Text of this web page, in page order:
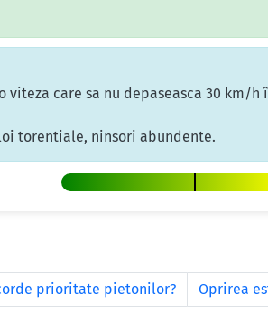
viteza care sa nu depaseasca 30 km/
torentiale, ninsori abundente.
prioritate pietonilor? Oprirea